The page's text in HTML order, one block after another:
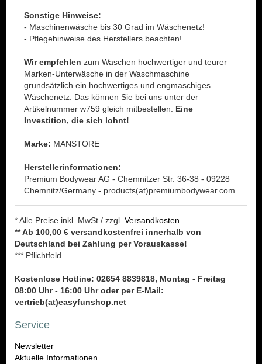
Sonstige Hinweise:
- Maschinenwäsche bis 30 Grad im Wäschenetz!
- Pflegehinweise des Herstellers beachten!
Wir empfehlen zum Waschen hochwertiger und teurer
Marken-Unterwäsche in der Waschmaschine
grundsätzlich ein hochwertiges und engmaschiges
Wäschenetz. Das können Sie bei uns unter der
Artikelnummer w759 gleich mitbestellen. Eine
Investition, die sich lohnt!
Marke: MANSTORE
Herstellerinformationen:
Premium Bodywear AG - Chemnitzer Str. 36-38 - 09228
Chemnitz/Germany - products(at)premiumbodywear.com
* Alle Preise inkl. MwSt./ zzgl. Versandkosten
** Ab 100,00 € versandkostenfrei innerhalb von
Deutschland bei Zahlung per Vorauskasse!
*** Pflichtfeld
Kostenlose Hotline: 02654 8839818, Montag - Freitag
08:00 Uhr - 16:00 Uhr oder per E-Mail:
vertrieb(at)easyfunshop.net
Service
Newsletter
Aktuelle Informationen